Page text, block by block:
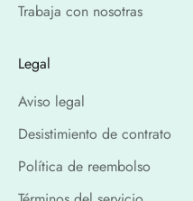
Trabaja con nosotras
Legal
Aviso legal
Desistimiento de contrato
Política de reembolso